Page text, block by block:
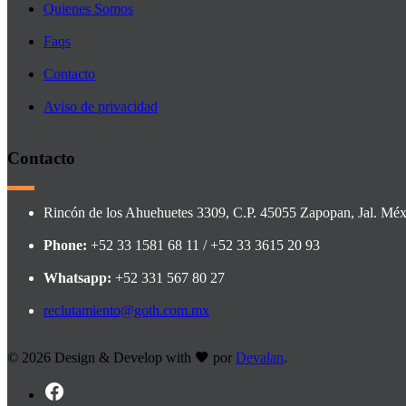
Quienes Somos
Faqs
Contacto
Aviso de privacidad
Contacto
Rincón de los Ahuehuetes 3309, C.P. 45055 Zapopan, Jal.
Phone: +52 33 1581 68 11 / +52 33 3615 20 93
Whatsapp: +52 331 567 80 27
reclutamiento@goth.com.mx
© 2026 Design & Develop with por Devalan.